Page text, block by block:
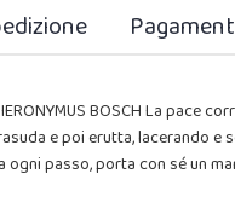
BOSCH La
e poi erutta, lacerando e
ogni passo, porta con sé un